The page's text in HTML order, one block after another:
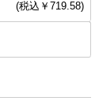
(税込￥ 719.58)